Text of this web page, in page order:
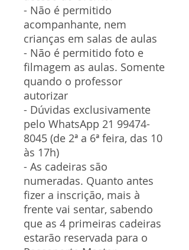
- Não é permitido
acompanhante, nem
crianças em salas de aulas
- Não é permitido foto e
filmagem as aulas. Somente
quando o professor
autorizar
- Dúvidas exclusivamente
pelo WhatsApp 21 99474-
8045 (de 2ª a 6ª feira, das 10
às 17h)
- As cadeiras são
numeradas. Quanto antes
fizer a inscrição, mais à
frente vai sentar, sabendo
que as 4 primeiras cadeiras
estarão reservada para o